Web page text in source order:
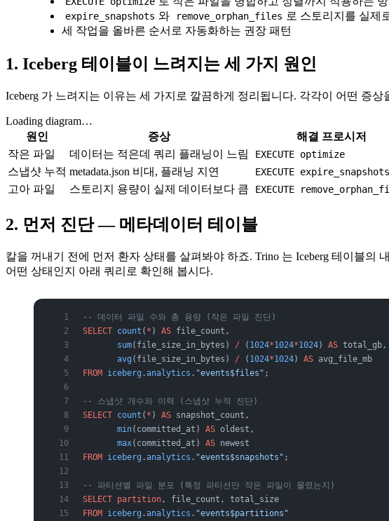
expire_snapshots 와 remove_orphan_files 로 스토리지를 실제
세 작업을 올바른 순서로 자동화하는 권장 패턴
1. Iceberg 테이블이 느려지는 세 가지 원인
Iceberg 가 느려지는 이유는 세 가지로 깔끔하게 정리됩니다. 각각이 어떤 증
Loading diagram…
원인
증상
해결 프로시저
작은 파일
데이터는 적은데 쿼리 플래닝이 느림 EXECUTE optimize
스냅샷 누적 metadata.json 비대, 플래닝 지연 EXECUTE expire_snapshots
고아 파일 스토리지 용량이 실제 데이터보다 큼 EXECUTE
2. 먼저 진단 — 메타데이터 테이블
칼을 꺼내기 전에 먼저 환자 상태를 살펴봐야 하죠. Trino 는 Iceberg 테이블의
어떤 상태인지 아래 쿼리로 확인해 봅시다.
-- 데이터 파일 수와 총 용량 (작은 파일 진단)
SELECT count ( * ) AS file_count,
       sum
(file_size_in_bytes) / ( 1024*1024*1024) AS total_gb,
       avg
(file_size_in_bytes) / ( 1024*1024) AS avg_file_mb
FROM iceberg .analytics . "events$files" ;
-- 스냅샷 개수와 이력 (스냅샷 누적 진단)
SELECT count ( * ) AS snapshot_count,
       min
(committed_at) AS oldest,
       max
(committed_at) AS newest
FROM iceberg .analytics . "events$snapshots" ;
-- 파티션별 파일 분포 (특정 파티션만 작은 파일이 몰렸는지)
SELECT partition , file_count, total_size
FROM iceberg .analytics . "events$partitions"